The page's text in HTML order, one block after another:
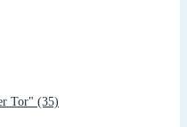
Tor" (35)